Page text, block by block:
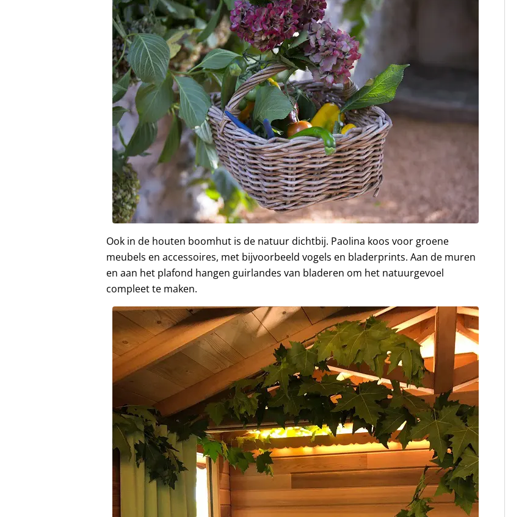
Ook in de houten boomhut is de natuur dichtbij. Paolina koos voor groene
meubels en accessoires, met bijvoorbeeld vogels en bladerprints. Aan de muren
en aan het plafond hangen guirlandes van bladeren om het natuurgevoel
compleet te maken.